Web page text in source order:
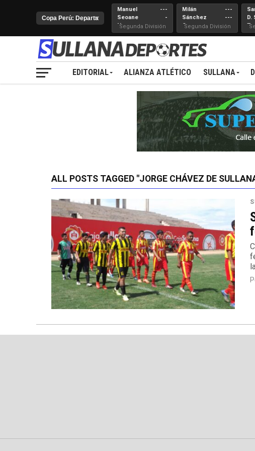
Manuel
Seoane
Nueva
Juventud
---
-
Segunda División
Milán
Sánchez
Cerro
---
---
Segunda División
D.
EDITORIAL ALIANZA ATLÉTICO SULLANA
ALL POSTS TAGGED "JORGE CHÁVEZ DE